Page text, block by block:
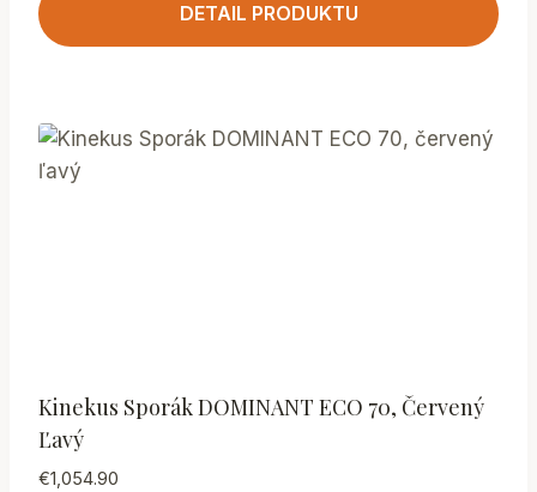
DETAIL PRODUKTU
Kinekus Sporák DOMINANT ECO 70, Červený
Ľavý
€1,054.90